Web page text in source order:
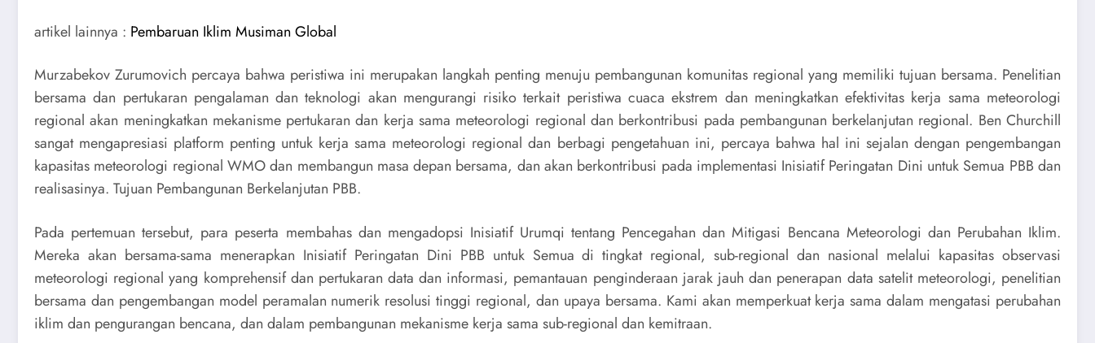
artikel lainnya : Pembaruan Iklim Musiman Global
Murzabekov Zurumovich percaya bahwa peristiwa ini merupakan langkah penting menuju pembangunan komunitas regional yang memiliki tujuan bersama. Penelitian
bersama dan pertukaran pengalaman dan teknologi akan mengurangi risiko terkait peristiwa cuaca ekstrem dan meningkatkan efektivitas kerja sama meteorologi
regional akan meningkatkan mekanisme pertukaran dan kerja sama meteorologi regional dan berkontribusi pada pembangunan berkelanjutan regional. Ben Churchill
sangat mengapresiasi platform penting untuk kerja sama meteorologi regional dan berbagi pengetahuan ini, percaya bahwa hal ini sejalan dengan pengembangan
kapasitas meteorologi regional WMO dan membangun masa depan bersama, dan akan berkontribusi pada implementasi Inisiatif Peringatan Dini untuk Semua PBB dan
realisasinya. Tujuan Pembangunan Berkelanjutan PBB.
Pada pertemuan tersebut, para peserta membahas dan mengadopsi Inisiatif Urumqi tentang Pencegahan dan Mitigasi Bencana Meteorologi dan Perubahan Iklim.
Mereka akan bersama-sama menerapkan Inisiatif Peringatan Dini PBB untuk Semua di tingkat regional, sub-regional dan nasional melalui kapasitas observasi
meteorologi regional yang komprehensif dan pertukaran data dan informasi, pemantauan penginderaan jarak jauh dan penerapan data satelit meteorologi, penelitian
bersama dan pengembangan model peramalan numerik resolusi tinggi regional, dan upaya bersama. Kami akan memperkuat kerja sama dalam mengatasi perubahan
iklim dan pengurangan bencana, dan dalam pembangunan mekanisme kerja sama sub-regional dan kemitraan.